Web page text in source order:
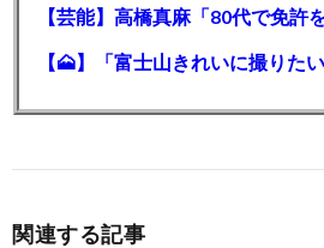
関連する記事